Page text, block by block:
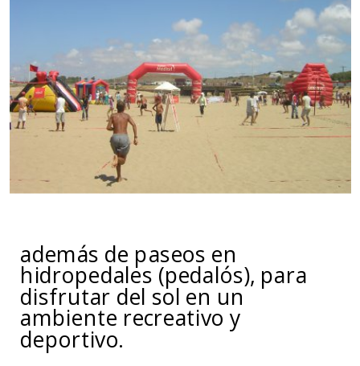
además de paseos en
hidropedales (pedalós), para
disfrutar del sol en un
ambiente recreativo y
deportivo.